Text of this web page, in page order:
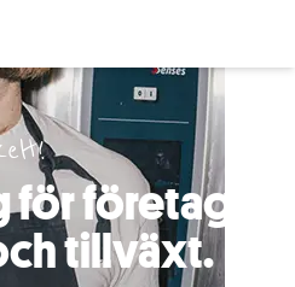
för företag,
tillväxt.